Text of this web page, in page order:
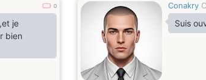
0
je
bien
Conakry
Suis